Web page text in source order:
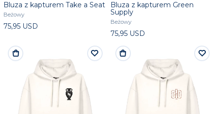
Bluza z kapturem Take a Seat
Beżowy
75,95 USD
Bluza z kapturem Green
Supply
Beżowy
75,95 USD